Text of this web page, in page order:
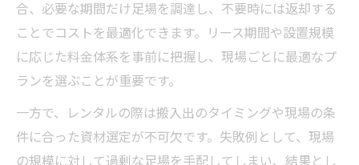
合、必要な期間だけ足場を調達し、不要時には返却する
ことでコストを最適化できます。リース期間や設置規模
に応じた料金体系を事前に把握し、現場ごとに最適なプ
ランを選ぶことが重要です。
一方で、レンタルの際は搬入出のタイミングや現場の条
件に合った資材選定が不可欠です。失敗例として、現場
の規模に対して過剰な足場を手配してしまい、結果とし